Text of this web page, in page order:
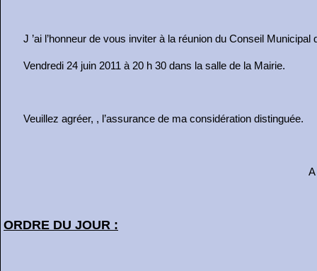
J ’ai l’honneur de vous inviter à la réunion du Conseil Municipal
Vendredi 24 juin 2011 à 20 h 30 dans la salle de la Mairie.
Veuillez agréer, , l’assurance de ma considération distinguée.
A AVANT-LES-
ORDRE DU JOUR :